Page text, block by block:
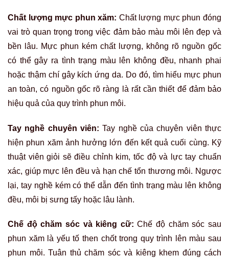
Chất lượng mực phun xăm: Chất lượng mực phun đóng
vai trò quan trọng trong việc đảm bảo màu môi lên đẹp và
bền lâu. Mực phun kém chất lượng, không rõ nguồn gốc
có thể gây ra tình trạng màu lên không đều, nhanh phai
hoặc thậm chí gây kích ứng da. Do đó, tìm hiểu mực phun
an toàn, có nguồn gốc rõ ràng là rất cần thiết để đảm bảo
hiệu quả của quy trình phun môi.
Tay nghề chuyên viên:Tay nghề của chuyên viên thực
hiện phun xăm ảnh hưởng lớn đến kết quả cuối cùng. Kỹ
thuật viên giỏi sẽ điều chỉnh kim, tốc độ và lực tay chuẩn
xác, giúp mực lên đều và hạn chế tổn thương môi. Ngược
lại, tay nghề kém có thể dẫn đến tình trạng màu lên không
đều, môi bị sưng tấy hoặc lâu lành.
Chế độ chăm sóc và kiêng cữ: Chế độ chăm sóc sau
phun xăm là yếu tố then chốt trong quy trình lên màu sau
phun môi. Tuân thủ chăm sóc và kiêng khem đúng cách